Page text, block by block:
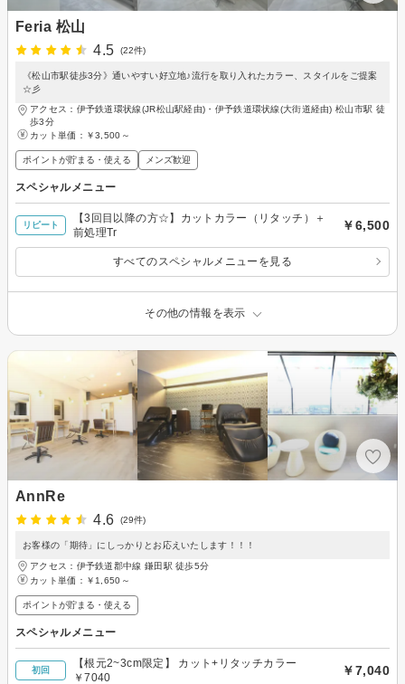
Feria 松山
4.5
(22件)
《松山市駅徒歩3分》通いやすい好立地♪流行を取り入れたカラー、スタイルをご提案
☆彡
アクセス：伊予鉄道環状線(JR松山駅経由)・伊予鉄道環状線(大街道経由) 松山市駅 徒
歩3分
カット単価： ￥3,500～
ポイントが貯まる・使える メンズ歓迎
スペシャルメニュー
リピート
【3回目以降の方☆】カットカラー（リタッチ）＋
前処理Tr
￥6,500
すべてのスペシャルメニューを見る
その他の情報を表示
AnnRe
4.6
(29件)
お客様の「期待」にしっかりとお応えいたします！！！
アクセス：伊予鉄道郡中線 鎌田駅 徒歩5分
カット単価： ￥1,650～
ポイントが貯まる・使える
スペシャルメニュー
初回
【根元2~3cm限定】 カット+リタッチカラー
￥7040
￥7,040